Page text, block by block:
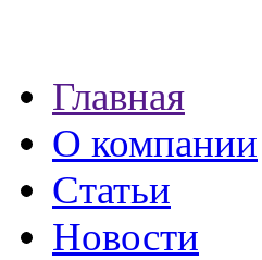
экспресс займы
Главная
О компании
Статьи
Новости